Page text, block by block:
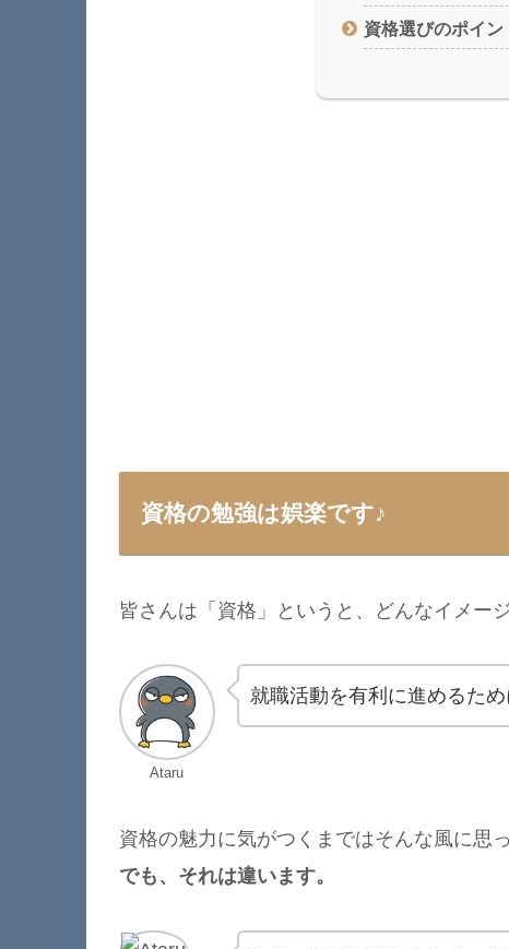
資格選びのポイ
資格の勉強は娯楽です♪
皆さんは「資格」というと、どんなイメー
Ataru
就職活動を有利に進めるた
資格の魅力に気がつくまではそんな風に思
でも、それは違います。